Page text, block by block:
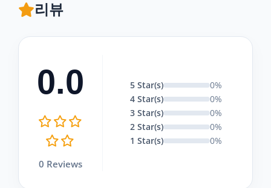
리뷰
0.0
0 Reviews
5 Star(s)
0%
4 Star(s)
0%
3 Star(s)
0%
2 Star(s)
0%
1 Star(s)
0%